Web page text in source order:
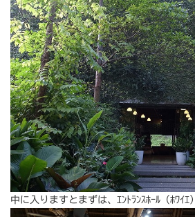
中に入りますとまずは、ｴﾝﾄﾗﾝｽﾎｰﾙ（ﾎﾜｲｴ）